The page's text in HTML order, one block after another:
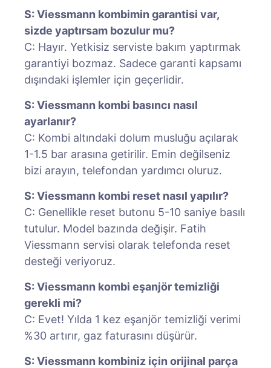
S: Viessmann kombimin garantisi var,
sizde yaptırsam bozulur mu?
C: Hayır. Yetkisiz serviste bakım yaptırmak
garantiyi bozmaz. Sadece garanti kapsamı
dışındaki işlemler için geçerlidir.
S: Viessmann kombi basıncı nasıl
ayarlanır?
C: Kombi altındaki dolum musluğu açılarak
1-1.5 bar arasına getirilir. Emin değilseniz
bizi arayın, telefondan yardımcı oluruz.
S: Viessmann kombi reset nasıl yapılır?
C: Genellikle reset butonu 5-10 saniye basılı
tutulur. Model bazında değişir. Fatih
Viessmann servisi olarak telefonda reset
desteği veriyoruz.
S: Viessmann kombi eşanjör temizliği
gerekli mi?
C: Evet! Yılda 1 kez eşanjör temizliği verimi
%30 artırır, gaz faturasını düşürür.
S: Viessmann kombiniz için orijinal parça